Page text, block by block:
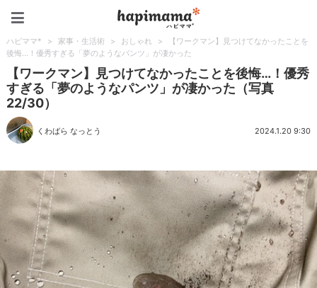
ハピママ* > 家事・生活術 > おしゃれ >
【ワークマン】見つけてなかったことを
後悔…！優秀すぎる「夢のようなパンツ」が凄かった
【ワークマン】見つけてなかったことを後悔…！優秀
すぎる「夢のようなパンツ」が凄かった（写真
22/30）
くわばら なっとう 2024.1.20 9:30